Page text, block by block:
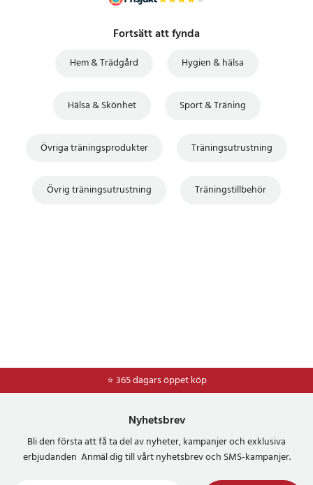
Fortsätt att fynda
Hem & Trädgård Hygien & hälsa
Hälsa & Skönhet Sport & Träning
Övriga träningsprodukter Träningsutrustning
Övrig träningsutrustning Träningstillbehör
⭐ 365 dagars öppet köp
⭐Frakt 49kr *
Nyhetsbrev
Bli den första att få ta del av nyheter, kampanjer och exklusiva
erbjudanden Anmäl dig till vårt nyhetsbrev och SMS-kampanjer.